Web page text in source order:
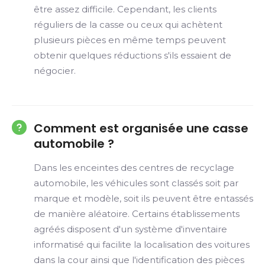
être assez difficile. Cependant, les clients
réguliers de la casse ou ceux qui achètent
plusieurs pièces en même temps peuvent
obtenir quelques réductions s'ils essaient de
négocier.
Comment est organisée une casse
automobile ?
Dans les enceintes des centres de recyclage
automobile, les véhicules sont classés soit par
marque et modèle, soit ils peuvent être entassés
de manière aléatoire. Certains établissements
agréés disposent d'un système d'inventaire
informatisé qui facilite la localisation des voitures
dans la cour ainsi que l'identification des pièces